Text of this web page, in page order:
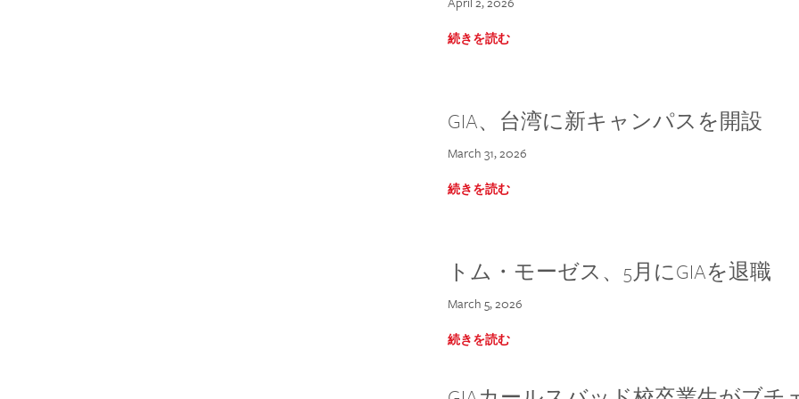
続きを読む
GIA、台湾に新キャンパスを開設
March 31, 2026
続きを読む
トム・モーゼス、5月にGIAを退職
March 5, 2026
続きを読む